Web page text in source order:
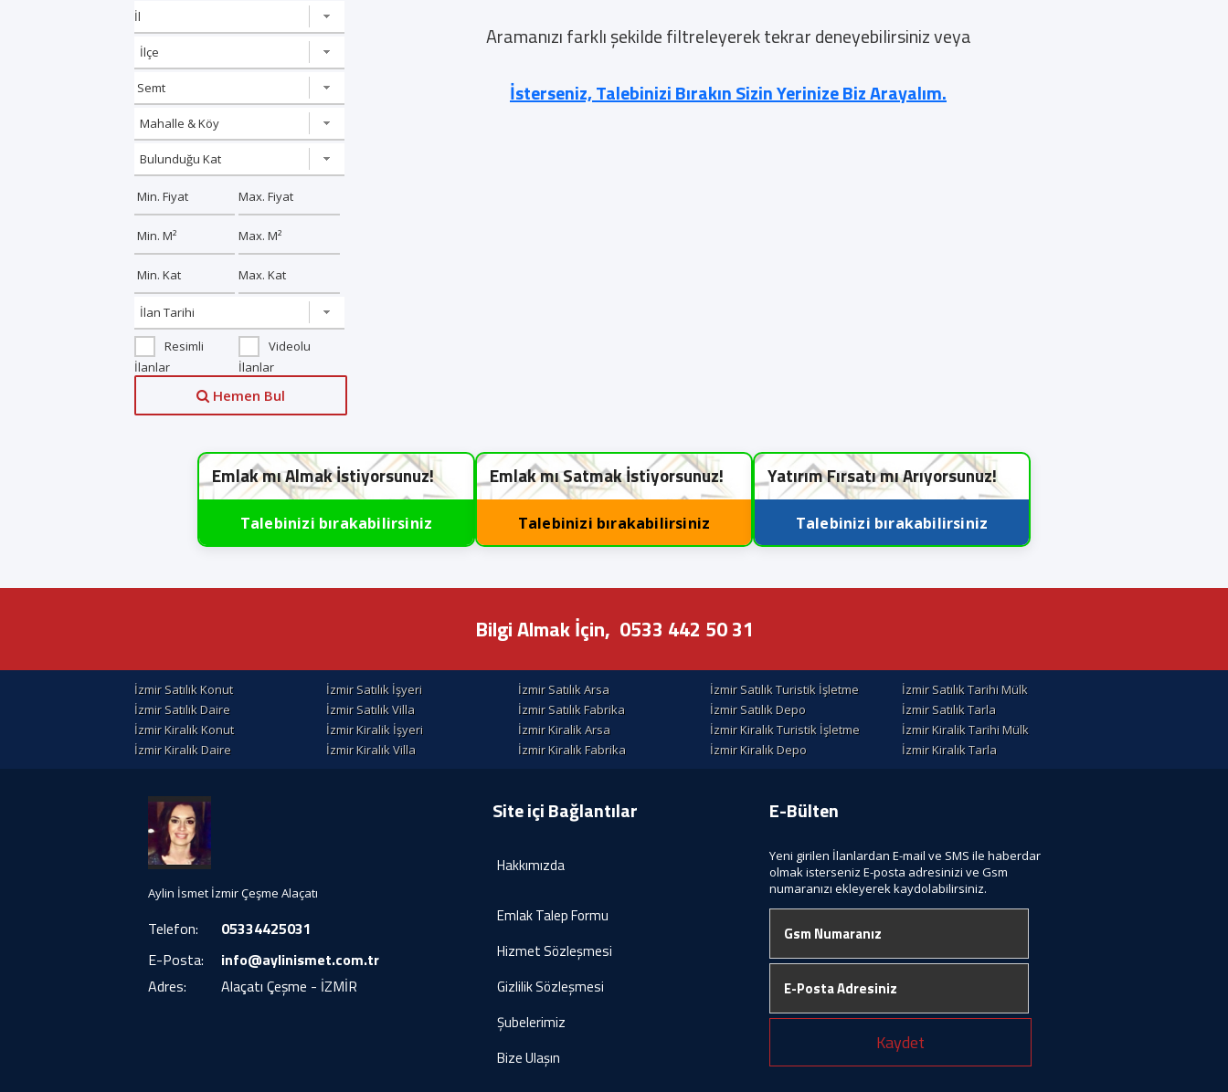
Aramanızı farklı şekilde filtreleyerek tekrar deneyebilirsiniz veya
İsterseniz, Talebinizi Bırakın Sizin Yerinize Biz Arayalım.
Resimli
İlanlar
Videolu
İlanlar
Hemen Bul
Emlak mı Almak İstiyorsunuz!
Talebinizi bırakabilirsiniz
Emlak mı Satmak İstiyorsunuz!
Talebinizi bırakabilirsiniz
Yatırım Fırsatı mı Arıyorsunuz!
Talebinizi bırakabilirsiniz
Bilgi Almak İçin, 0533 442 50 31
İzmir Satılık Konut İzmir Satılık İşyeri İzmir Satılık Arsa İzmir Satılık Turistik İşletme
İzmir Satılık Tarihi Mülk
İzmir Satılık Daire
İzmir Satılık Villa İzmir Satılık Fabrika İzmir Satılık Depo
İzmir Satılık Tarla
İzmir Kiralık Konut
İzmir Kiralik İşyeri İzmir Kiralik Arsa İzmir Kiralık Turistik İşletme
İzmir Kiralik Tarihi Mülk
İzmir Kiralık Daire
İzmir Kiralık Villa İzmir Kiralık Fabrika İzmir Kiralık Depo İzmir Kiralık Tarla
Aylin İsmet İzmir Çeşme Alaçatı
Telefon:
05334425031
E-Posta:
info@aylinismet.com.tr
Adres:
Alaçatı Çeşme - İZMİR
Site içi Bağlantılar
Hakkımızda
Emlak Talep Formu
Hizmet Sözleşmesi
Gizlilik Sözleşmesi
Şubelerimiz
Bize Ulaşın
E-Bülten
Yeni girilen İlanlardan E-mail ve SMS ile haberdar
olmak isterseniz E-posta adresinizi ve Gsm
numaranızı ekleyerek kaydolabilirsiniz.
Kaydet